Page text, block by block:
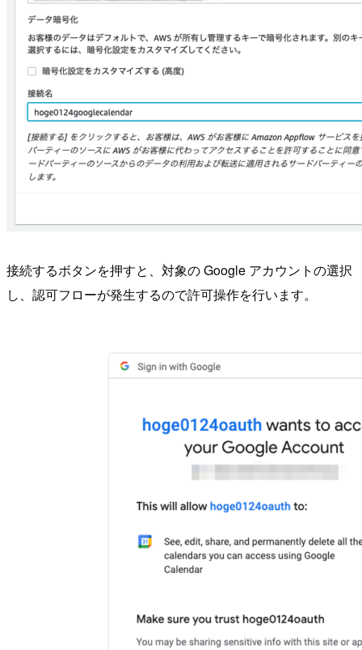
接続するボタンを押すと、対象の Google アカウントの選択
し、認可フローが発生するので許可操作を行います。